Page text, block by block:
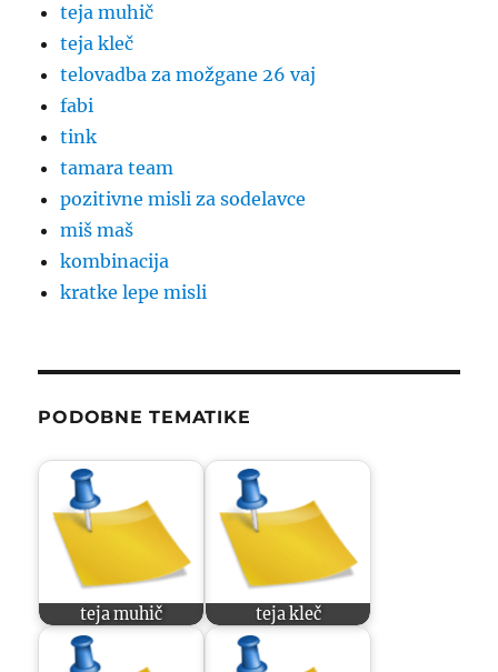
teja muhič
teja kleč
telovadba za možgane 26 vaj
fabi
tink
tamara team
pozitivne misli za sodelavce
miš maš
kombinacija
kratke lepe misli
PODOBNE TEMATIKE
teja muhič teja kleč